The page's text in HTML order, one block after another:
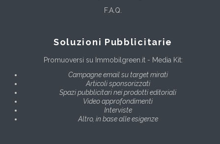
F.A.Q.
Soluzioni Pubblicitarie
Promuoversi su Immobilgreen.it - Media Kit:
Campagne email su target mirati
Articoli sponsorizzati
Spazi pubblicitari nei prodotti editoriali
Video approfondimenti
Interviste
Altro, in base alle esigenze